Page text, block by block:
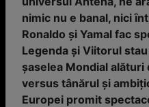
nimic nu e banal, nici
Ronaldo și Yamal fac
Legenda și Viitorul
șaselea Mondial
versus tânărul și
Europei promit